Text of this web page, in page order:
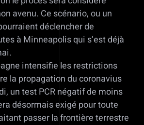
avenu. Ce scénario, ou un
déclencher de
à Minneapolis qui s’est déjà
intensifie les restrictions
la propagation du coronavius
un test PCR négatif de moins
désormais exigé pour toute
passer la frontière terrestre